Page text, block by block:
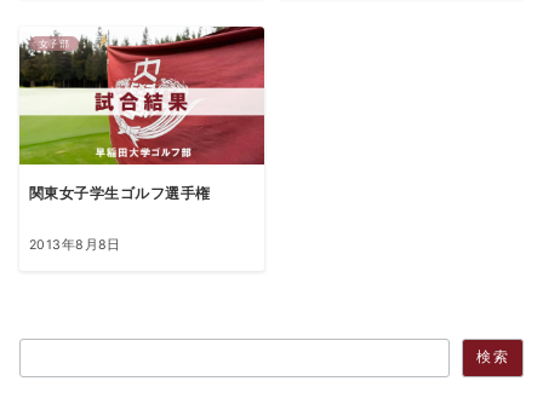
女子部
関東女子学生ゴルフ選手権
2013年8月8日
検索